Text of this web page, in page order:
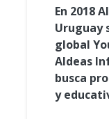
En 2018
Uruguay
global
Aldeas
busca
y